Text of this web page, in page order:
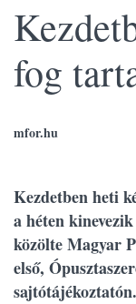
fog
mfor.hu
Kezdetben heti
a héten
közölte Magyar
első,
sajtótájékoztatón.